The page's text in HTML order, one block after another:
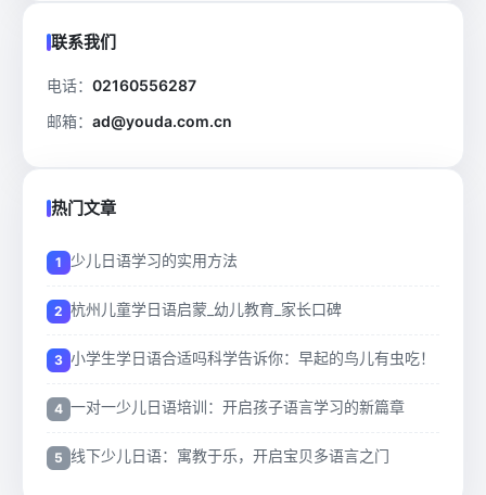
联系我们
电话： 02160556287
邮箱： ad@youda.com.cn
热门文章
少儿日语学习的实用方法
杭州儿童学日语启蒙_幼儿教育_家长口碑
小学生学日语合适吗科学告诉你：早起的鸟儿有虫吃！
一对一少儿日语培训：开启孩子语言学习的新篇章
线下少儿日语：寓教于乐，开启宝贝多语言之门